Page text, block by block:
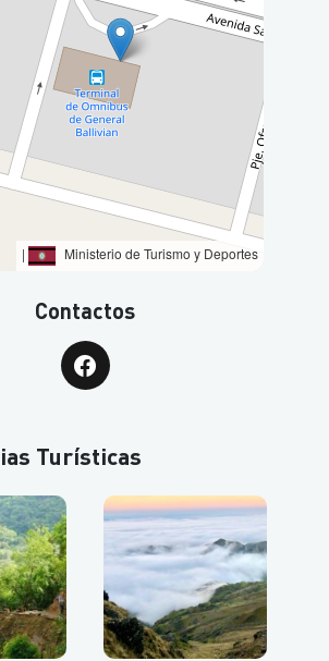
| Ministerio de Turismo y Deportes
Contactos
Turísticas